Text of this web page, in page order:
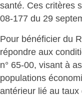
santé. Ces critères
08-177 du 29
Pour bénéficier du
répondre aux
n° 65-00, visant à
populations
antérieur lié au